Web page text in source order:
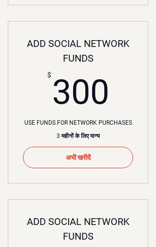
ADD SOCIAL NETWORK
FUNDS
$ 300
USE FUNDS FOR NETWORK PURCHASES
3 महीनों के लिए मान्य
अभी खरीदें
ADD SOCIAL NETWORK
FUNDS